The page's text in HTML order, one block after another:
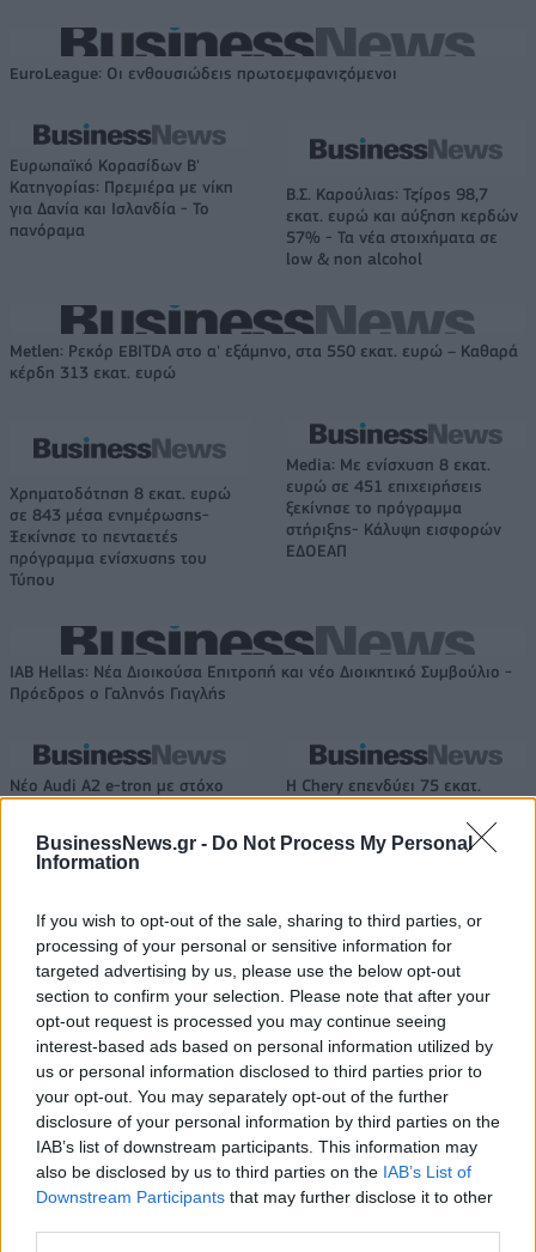
BusinessNews.gr - Do Not Process My Personal
Information
If you wish to opt-out of the sale, sharing to third parties, or
processing of your personal or sensitive information for
targeted advertising by us, please use the below opt-out
section to confirm your selection. Please note that after your
opt-out request is processed you may continue seeing
interest-based ads based on personal information utilized by
us or personal information disclosed to third parties prior to
your opt-out. You may separately opt-out of the further
disclosure of your personal information by third parties on the
IAB’s list of downstream participants. This information may
also be disclosed by us to third parties on the IAB’s List of
Downstream Participants that may further disclose it to other
EuroLeague: Οι ενθουσιώδεις πρωτοεμφανιζόμενοι
Ευρωπαϊκό Κορασίδων Β'
Κατηγορίας: Πρεμιέρα με νίκη
για Δανία και Ισλανδία - Το
πανόραμα
Β.Σ. Καρούλιας: Τζίρος 98,7
εκατ. ευρώ και αύξηση κερδών
57% - Τα νέα στοιχήματα σε
low & non alcohol
Metlen: Ρεκόρ EBITDA στο α' εξάμηνο, στα 550 εκατ. ευρώ – Καθαρά
κέρδη 313 εκατ. ευρώ
Χρηματοδότηση 8 εκατ. ευρώ
σε 843 μέσα ενημέρωσης-
Ξεκίνησε το πενταετές
πρόγραμμα ενίσχυσης του
Τύπου
Media: Με ενίσχυση 8 εκατ.
ευρώ σε 451 επιχειρήσεις
ξεκίνησε το πρόγραμμα
στήριξης- Κάλυψη εισφορών
ΕΔΟΕΑΠ
IAB Hellas: Νέα Διοικούσα Επιτροπή και νέο Διοικητικό Συμβούλιο -
Πρόεδρος ο Γαληνός Γιαγλής
Νέο Audi A2 e-tron με στόχο
Η Chery επενδύει 75 εκατ.
Το FIAT 500 Hybrid τώρα από 18.990 ευρώ
Ουκρανία: Με Μίχαϊλιουκ και
Λεν κόντρα στην Ελλάδα
Πάρκερ: «Όνειρό μου να
κατακτήσω το ΝΒΑ Europe με τη
Βιλερμπάν» - Η διευκρινιστική
ανάρτηση που έκανε
HELLENiQ ENERGY: Κέρδη 393 εκατ. ευρώ στο α' εξάμηνο – Στα 734
εκατ. ευρώ τα EBITDA